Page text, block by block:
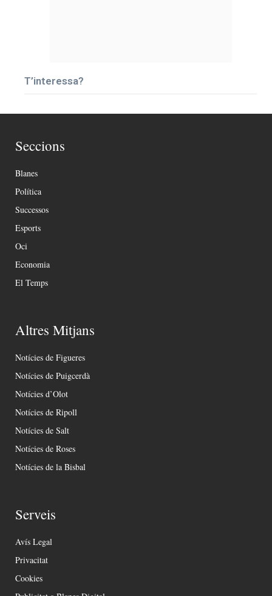
T’interessa?
Seccions
Blanes
Política
Successos
Esports
Oci
Economia
El Temps
Altres Mitjans
Notícies de Figueres
Notícies de Puigcerdà
Notícies d’Olot
Notícies de Ripoll
Notícies de Salt
Notícies de Roses
Notícies de la Bisbal
Serveis
Avís Legal
Privacitat
Cookies